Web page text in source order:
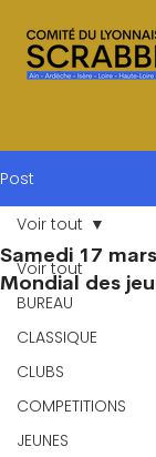
Post
Voir tout
BUREAU
CLASSIQUE
CLUBS
COMPETITIONS
JEUNES
Voir tout
Samedi 17
Mondial des